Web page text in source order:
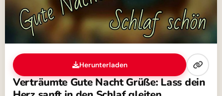
Herunterladen
Verträumte Gute Nacht Grüße: Lass dein